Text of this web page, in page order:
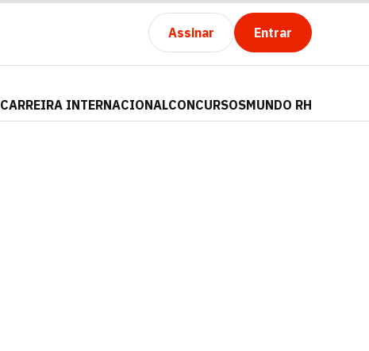
Assinar Entrar
CARREIRA INTERNACIONALCONCURSOSMUNDO RH